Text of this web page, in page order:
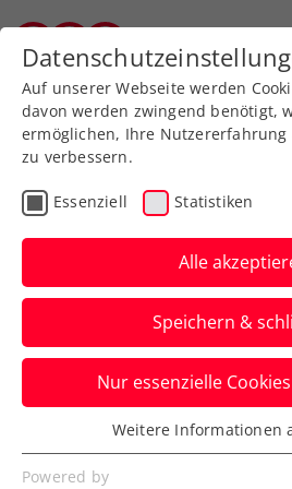
Zurück zur Newsübersicht
Turniere
WTA-
Tagger-
im Achtelfinale
Die WTA-Nummer 100 ist
Teenagerin in Frankreich
Phasen diesmal eine
Verfasst von: Manuel Wachta,
Auf unserer Webseite werden
davon werden zwingend benötigt,
ermöglichen, Ihre
zu verbessern.
Essenziell Statistiken
Alle
Speichern &
Nur essenzielle
Essenziell
Essenzielle Cookies werden für
Weitere Informationen
Powered by